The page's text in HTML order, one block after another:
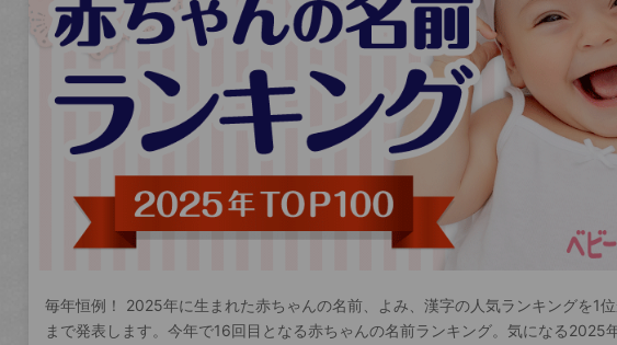
毎年恒例！ 2025年に生まれた赤ちゃんの名前、よみ、漢字の人気ランキングを1
まで発表します。今年で16回目となる赤ちゃんの名前ランキング。気になる2025